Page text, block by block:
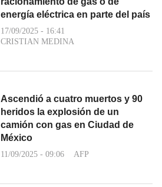
energía eléctrica en parte del país
17/09/2025 - 16:41
CRISTIAN MEDINA
Ascendió a cuatro muertos y 90
heridos la explosión de un
camión con gas en Ciudad de
México
11/09/2025 - 09:06 AFP